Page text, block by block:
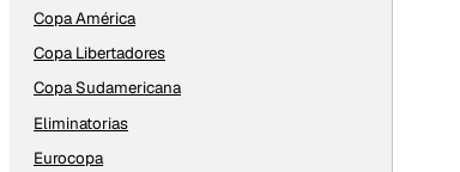
Copa América
Copa Libertadores
Copa Sudamericana
Eliminatorias
Eurocopa